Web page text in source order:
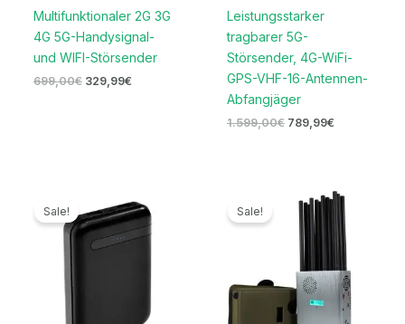
Multifunktionaler 2G 3G
4G 5G-Handysignal-
und WIFI-Störsender
699,00€ 329,99€
Leistungsstarker
tragbarer 5G-
Störsender, 4G-WiFi-
GPS-VHF-16-Antennen-
Abfangjäger
1.599,00€ 789,99€
Sale!
Preis
war:
239,00€
Preis
ist:
119,99€.
Sale!
Ursprünglicher
Preis
war:
1.399,00€
Aktueller
Preis
ist:
699,99€.